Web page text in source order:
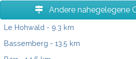
Andere nahegelegene
Le Hohwald - 9.3 km
Bassemberg - 13.5 km